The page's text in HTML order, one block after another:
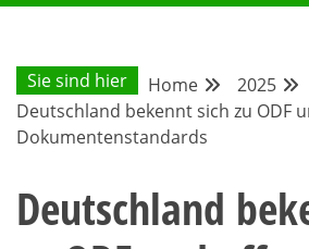
BLOG
Sie sind hier Home 2025
Deutschland bekennt sich zu ODF
Dokumentenstandards
Deutschland